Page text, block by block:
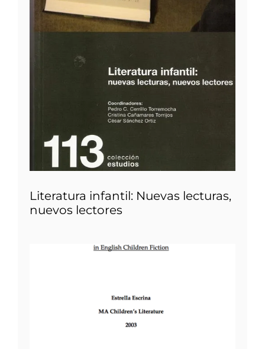
Literatura infantil: Nuevas lecturas,
nuevos lectores